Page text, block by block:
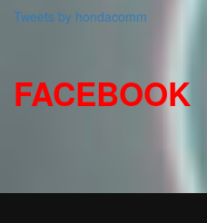
Tweets by hondacomm
FACEBOOK